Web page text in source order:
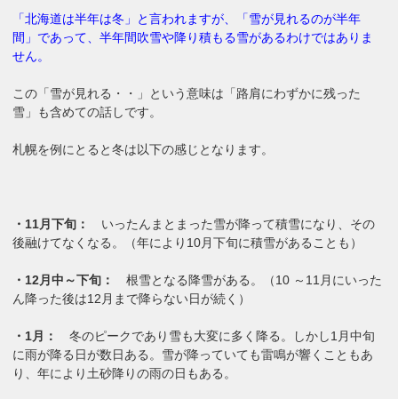
「北海道は半年は冬」と言われますが、「雪が見れるのが半年
間」であって、半年間吹雪や降り積もる雪があるわけではありま
せん。
この「雪が見れる・・」という意味は「路肩にわずかに残った
雪」も含めての話しです。
札幌を例にとると冬は以下の感じとなります。
・11月下旬： いったんまとまった雪が降って積雪になり、その
後融けてなくなる。（年により10月下旬に積雪があることも）
・12月中～下旬：
根雪となる降雪がある。（10 ～11月にいった
ん降った後は12月まで降らない日が続く）
・1月：冬のピークであり雪も大変に多く降る。しかし1月中旬
に雨が降る日が数日ある。雪が降っていても雷鳴が響くこともあ
り、年により土砂降りの雨の日もある。